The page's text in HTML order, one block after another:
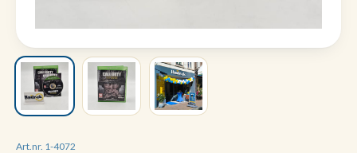
Art.nr. 1-4072